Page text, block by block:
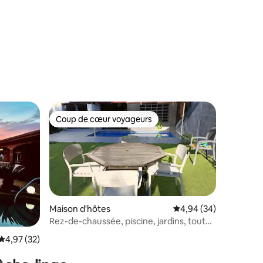
: 5 sur 5
appréciés
moyenne sur la base de 32 commentaires : 4,97 sur 5
4,97 (32)
Coup de cœur voyageurs
Coup de cœur voyageurs
Maison d'hôtes Évaluation moyenne
4,94 (34)
Rez-de-chaussée, piscine, jardins, tout